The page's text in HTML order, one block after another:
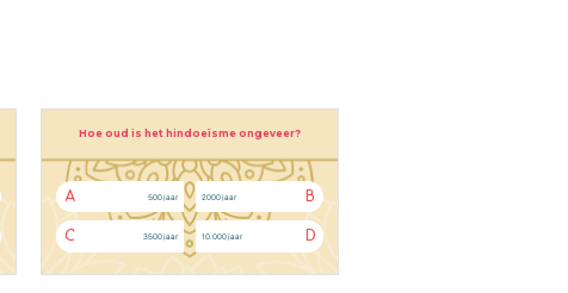
Hoe oud is het hindoeïsme ongeveer?
A 500 jaar B
2000 jaar
C 3500 jaar D
10.000 jaar